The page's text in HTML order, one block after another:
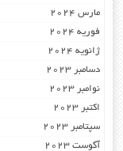
مارس 2024
فوریه 2024
ژانویه 2024
دسامبر 2023
نوامبر 2023
اکتبر 2023
سپتامبر 2023
آگوست 2023